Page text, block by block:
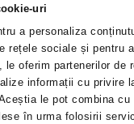
uri
a personaliza
rețele sociale și pentru
le oferim partenerilor de
informații cu privire
le pot combina cu
în urma folosirii